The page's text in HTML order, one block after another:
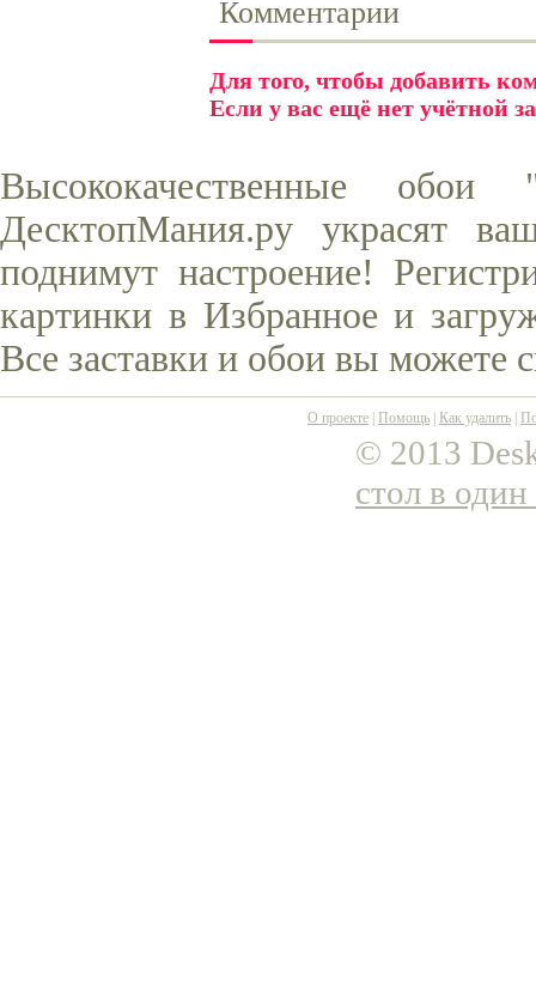
Комментарии
Для того, чтобы добавить
Если у вас ещё нет учётной
Высококачественные
ДесктопМания.ру украсят
поднимут настроение!
картинки в Избранное и
Все заставки и обои вы можете
О проекте Помощь Как удалить
© 2013
стол в